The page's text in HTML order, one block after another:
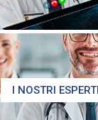
I NOSTRI ESPERTI